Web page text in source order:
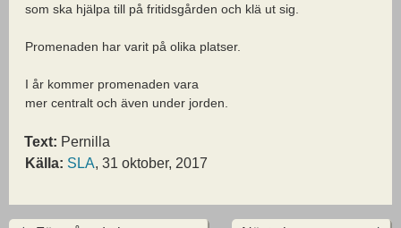
som ska hjälpa till på fritidsgården och klä ut sig.
Promenaden har varit på olika platser.
I år kommer promenaden vara
mer centralt och även under jorden.
Text: Pernilla
Källa: SLA, 31 oktober, 2017